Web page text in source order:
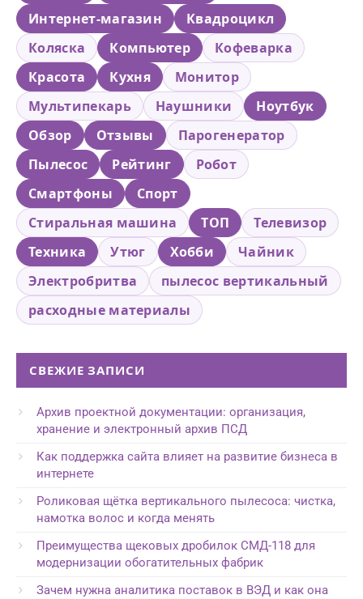
Интернет-магазин
Квадроцикл
Коляска
Компьютер
Кофеварка
Красота
Кухня
Монитор
Мультипекарь
Наушники
Ноутбук
Обзор
Отзывы
Парогенератор
Пылесос
Рейтинг
Робот
Смартфоны
Спорт
Стиральная машина
ТОП
Телевизор
Техника
Утюг Хобби
Чайник
Электробритва
пылесос вертикальный
расходные материалы
СВЕЖИЕ ЗАПИСИ
Архив проектной документации: организация,
хранение и электронный архив ПСД
Как поддержка сайта влияет на развитие бизнеса в
интернете
Роликовая щётка вертикального пылесоса: чистка,
намотка волос и когда менять
Преимущества щековых дробилок СМД-118 для
модернизации обогатительных фабрик
Зачем нужна аналитика поставок в ВЭД и как она